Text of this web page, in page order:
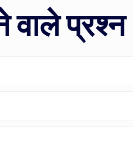
प्रश्न